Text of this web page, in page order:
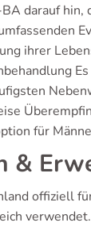
darauf
ihrer
für
&
offiziell